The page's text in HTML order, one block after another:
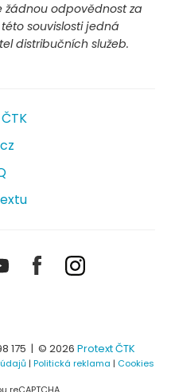
žádnou odpovědnost za
souvislosti jedná
distribučních služeb.
YoutubeFacebookInstagram
175 | © 2026 Protext ČTK
| Politická reklama | Cookies